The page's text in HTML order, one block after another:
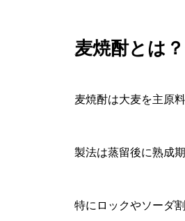
麦焼酎とは
麦焼酎は大麦を主原
製法は蒸留後に熟成
特にロックやソーダ